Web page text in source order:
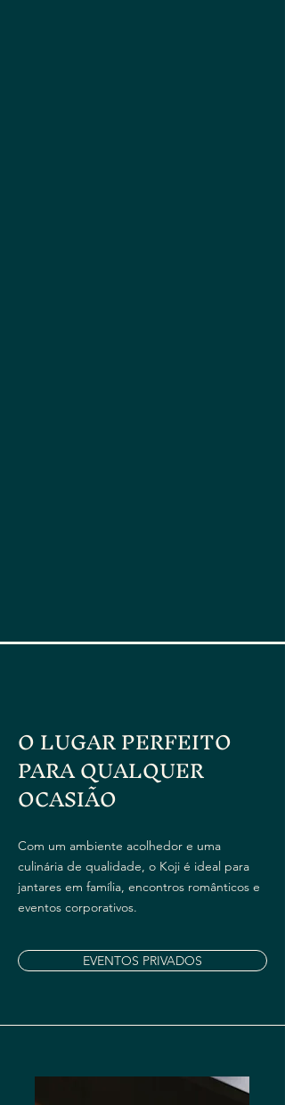
O LUGAR PERFEITO
PARA QUALQUER
OCASIÃO
Com um ambiente acolhedor e uma
culinária de qualidade, o Koji é ideal para
jantares em família, encontros românticos e
eventos corporativos.
EVENTOS PRIVADOS